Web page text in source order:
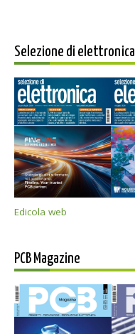
Selezione di elettronica
Edicola web
PCB Magazine